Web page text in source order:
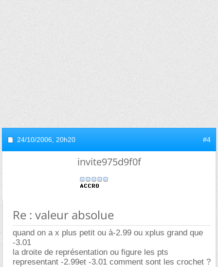
24/10/2006, 20h20 #4
invite975d9f0f
Re : valeur absolue
quand on a x plus petit ou à-2.99 ou xplus grand que
-3.01
la droite de représentation ou figure les pts
representant -2.99et -3.01 comment sont les crochet ?